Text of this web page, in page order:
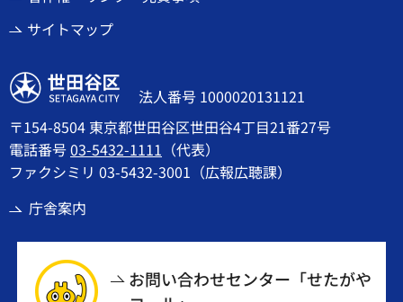
サイトマップ
世田谷区
法人番号 1000020131121
〒154-8504 東京都世田谷区世田谷4丁目21番27号
電話番号03-5432-1111 （代表）
ファクシミリ 03-5432-3001（広報広聴課）
庁舎案内
お問い合わせセンター「せたがや